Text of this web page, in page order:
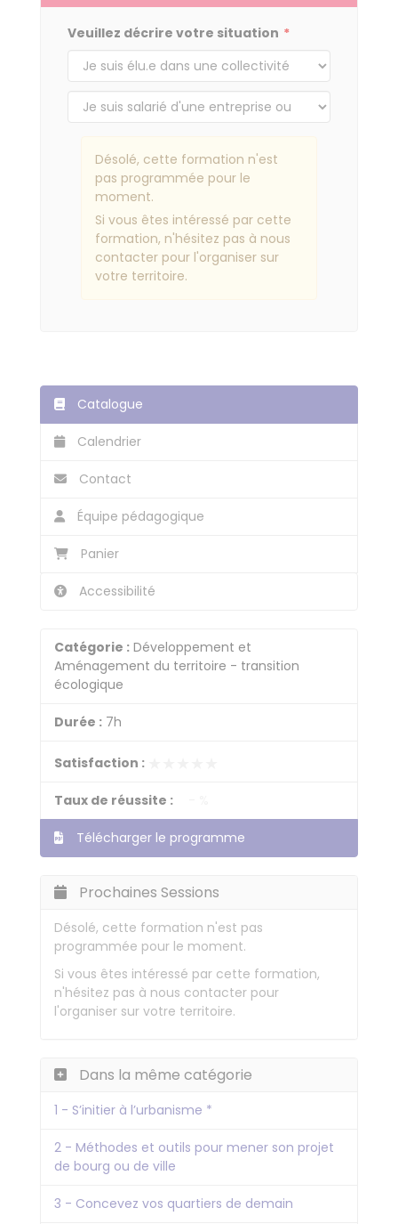
Veuillez décrire votre situation
Désolé, cette formation n'est
pas programmée pour le
moment.
Si vous êtes intéressé par cette
formation, n'hésitez pas à nous
contacter pour l'organiser sur
votre territoire.
Catalogue
Calendrier
Contact
Équipe pédagogique
Panier
Accessibilité
Catégorie : Développement et
Aménagement du territoire - transition
écologique
Durée : 7h
Satisfaction :
Taux de réussite :
Télécharger le programme
Prochaines Sessions
Désolé, cette formation n'est pas
programmée pour le moment.
Si vous êtes intéressé par cette formation,
n'hésitez pas à nous contacter pour
l'organiser sur votre territoire.
Dans la même catégorie
1 - S’initier à l’urbanisme *
2 - Méthodes et outils pour mener son projet
de bourg ou de ville
3 - Concevez vos quartiers de demain